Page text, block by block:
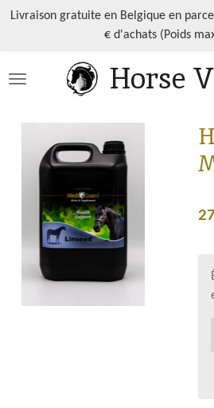
Passer
principal
Horse
Livraison gratuite en Belgique en
€ d'achats (Poids